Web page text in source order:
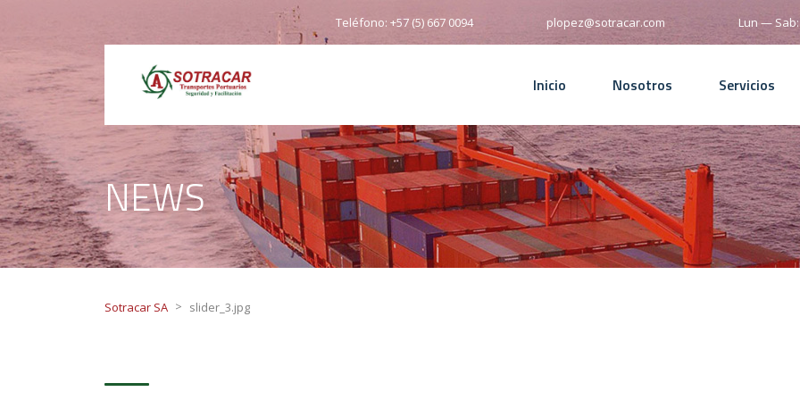
Teléfono: +57 (5) 667 0094 plopez@sotracar.com Lun —
Inicio Nosotros Servicios
NEWS
Sotracar SA > slider_3.jpg